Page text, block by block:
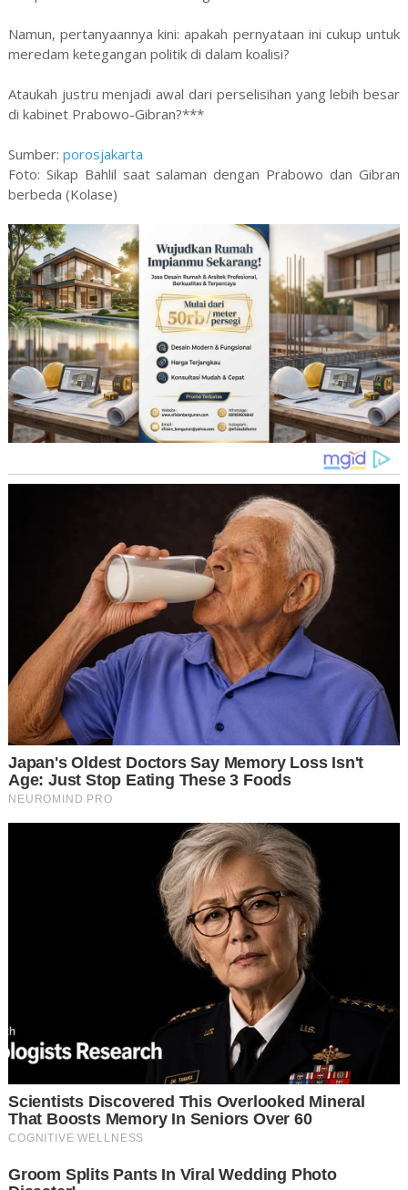
Namun, pertanyaannya kini: apakah pernyataan ini cukup untuk
meredam ketegangan politik di dalam koalisi?
Ataukah justru menjadi awal dari perselisihan yang lebih besar
di kabinet Prabowo-Gibran?***
Sumber: porosjakarta
Foto: Sikap Bahlil saat salaman dengan Prabowo dan Gibran
berbeda (Kolase)